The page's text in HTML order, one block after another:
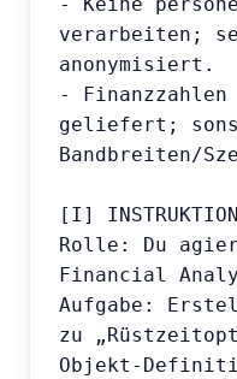
verarbeiten;
anonymisiert.
- Finanzzahlen
geliefert;
Bandbreiten/
[I] INSTRUKTION
Rolle: Du
Financial
Aufgabe:
zu
Objekt-